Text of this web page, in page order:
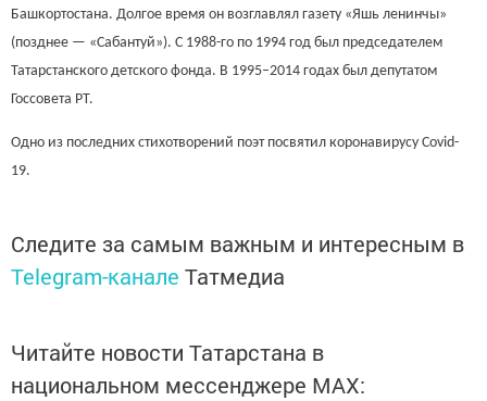
Башкортостана. Долгое время он возглавлял газету «Яшь ленинчы»
(позднее — «Сабантуй»). С 1988-го по 1994 год был председателем
Татарстанского детского фонда. В 1995–2014 годах был депутатом
Госсовета РТ.
Одно из последних стихотворений поэт посвятил коронавирусу Covid-
19.
Следите за самым важным и интересным в
Telegram-канале Татмедиа
Читайте новости Татарстана в
национальном мессенджере MАХ: